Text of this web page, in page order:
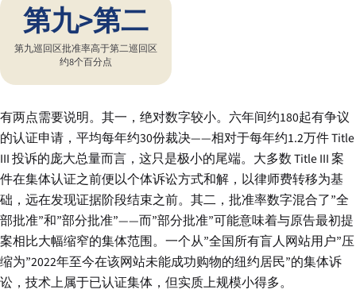
第九>第二
第九巡回区批准率高于第二巡回区
约8个百分点
有两点需要说明。其一，绝对数字较小。六年间约180起有争议
的认证申请，平均每年约30份裁决——相对于每年约1.2万件 Title
III 投诉的庞大总量而言，这只是极小的尾端。大多数 Title III 案
件在集体认证之前便以个体诉讼方式和解，以律师费转移为基
础，远在发现证据阶段结束之前。其二，批准率数字混合了”全
部批准”和”部分批准”——而”部分批准”可能意味着与原告最初提
案相比大幅缩窄的集体范围。一个从”全国所有盲人网站用户”压
缩为”2022年至今在该网站未能成功购物的纽约居民”的集体诉
讼，技术上属于已认证集体，但实质上规模小得多。